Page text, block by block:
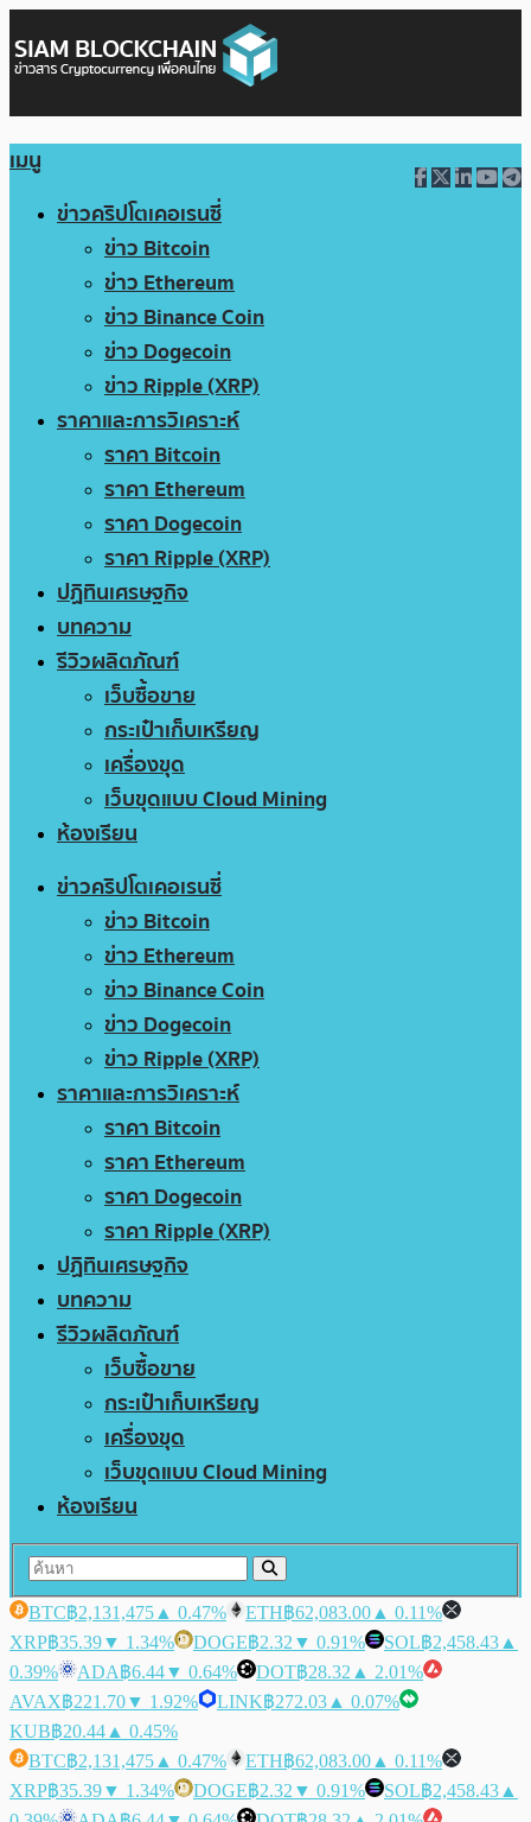
เมนู
ข่าวคริปโตเคอเรนซี่
ข่าว Bitcoin
ข่าว Ethereum
ข่าว Binance Coin
ข่าว Dogecoin
ข่าว Ripple (XRP)
ราคาและการวิเคราะห์
ราคา Bitcoin
ราคา Ethereum
ราคา Dogecoin
ราคา Ripple (XRP)
ปฏิทินเศรษฐกิจ
บทความ
รีวิวผลิตภัณฑ์
เว็บซื้อขาย
กระเป๋าเก็บเหรียญ
เครื่องขุด
เว็บขุดแบบ Cloud Mining
ห้องเรียน
ข่าวคริปโตเคอเรนซี่
ข่าว Bitcoin
ข่าว Ethereum
ข่าว Binance Coin
ข่าว Dogecoin
ข่าว Ripple (XRP)
ราคาและการวิเคราะห์
ราคา Bitcoin
ราคา Ethereum
ราคา Dogecoin
ราคา Ripple (XRP)
ปฏิทินเศรษฐกิจ
บทความ
รีวิวผลิตภัณฑ์
เว็บซื้อขาย
กระเป๋าเก็บเหรียญ
เครื่องขุด
เว็บขุดแบบ Cloud Mining
ห้องเรียน
BTC฿2,131,475 ▲ 0.47% ETH฿62,083.00 ▲ 0.11%
XRP฿35.39▼ 1.34% DOGE฿2.32 ▼ 0.91% SOL฿2,458.43 ▲
0.39%
ADA฿6.44▼ 0.64% DOT฿28.32 ▲ 2.01%
AVAX฿221.70▼ 1.92% LINK฿272.03 ▲ 0.07%
KUB฿20.44 ▲ 0.45%
BTC฿2,131,475 ▲ 0.47% ETH฿62,083.00 ▲ 0.11%
XRP฿35.39▼ 1.34% DOGE฿2.32 ▼ 0.91% SOL฿2,458.43 ▲